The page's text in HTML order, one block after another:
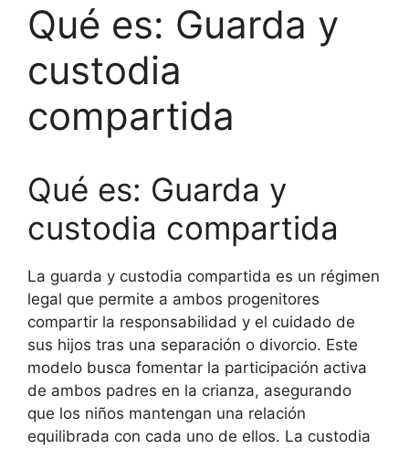
Qué es: Guarda y
custodia
compartida
Qué es: Guarda y
custodia compartida
La guarda y custodia compartida es un régimen
legal que permite a ambos progenitores
compartir la responsabilidad y el cuidado de
sus hijos tras una separación o divorcio. Este
modelo busca fomentar la participación activa
de ambos padres en la crianza, asegurando
que los niños mantengan una relación
equilibrada con cada uno de ellos. La custodia